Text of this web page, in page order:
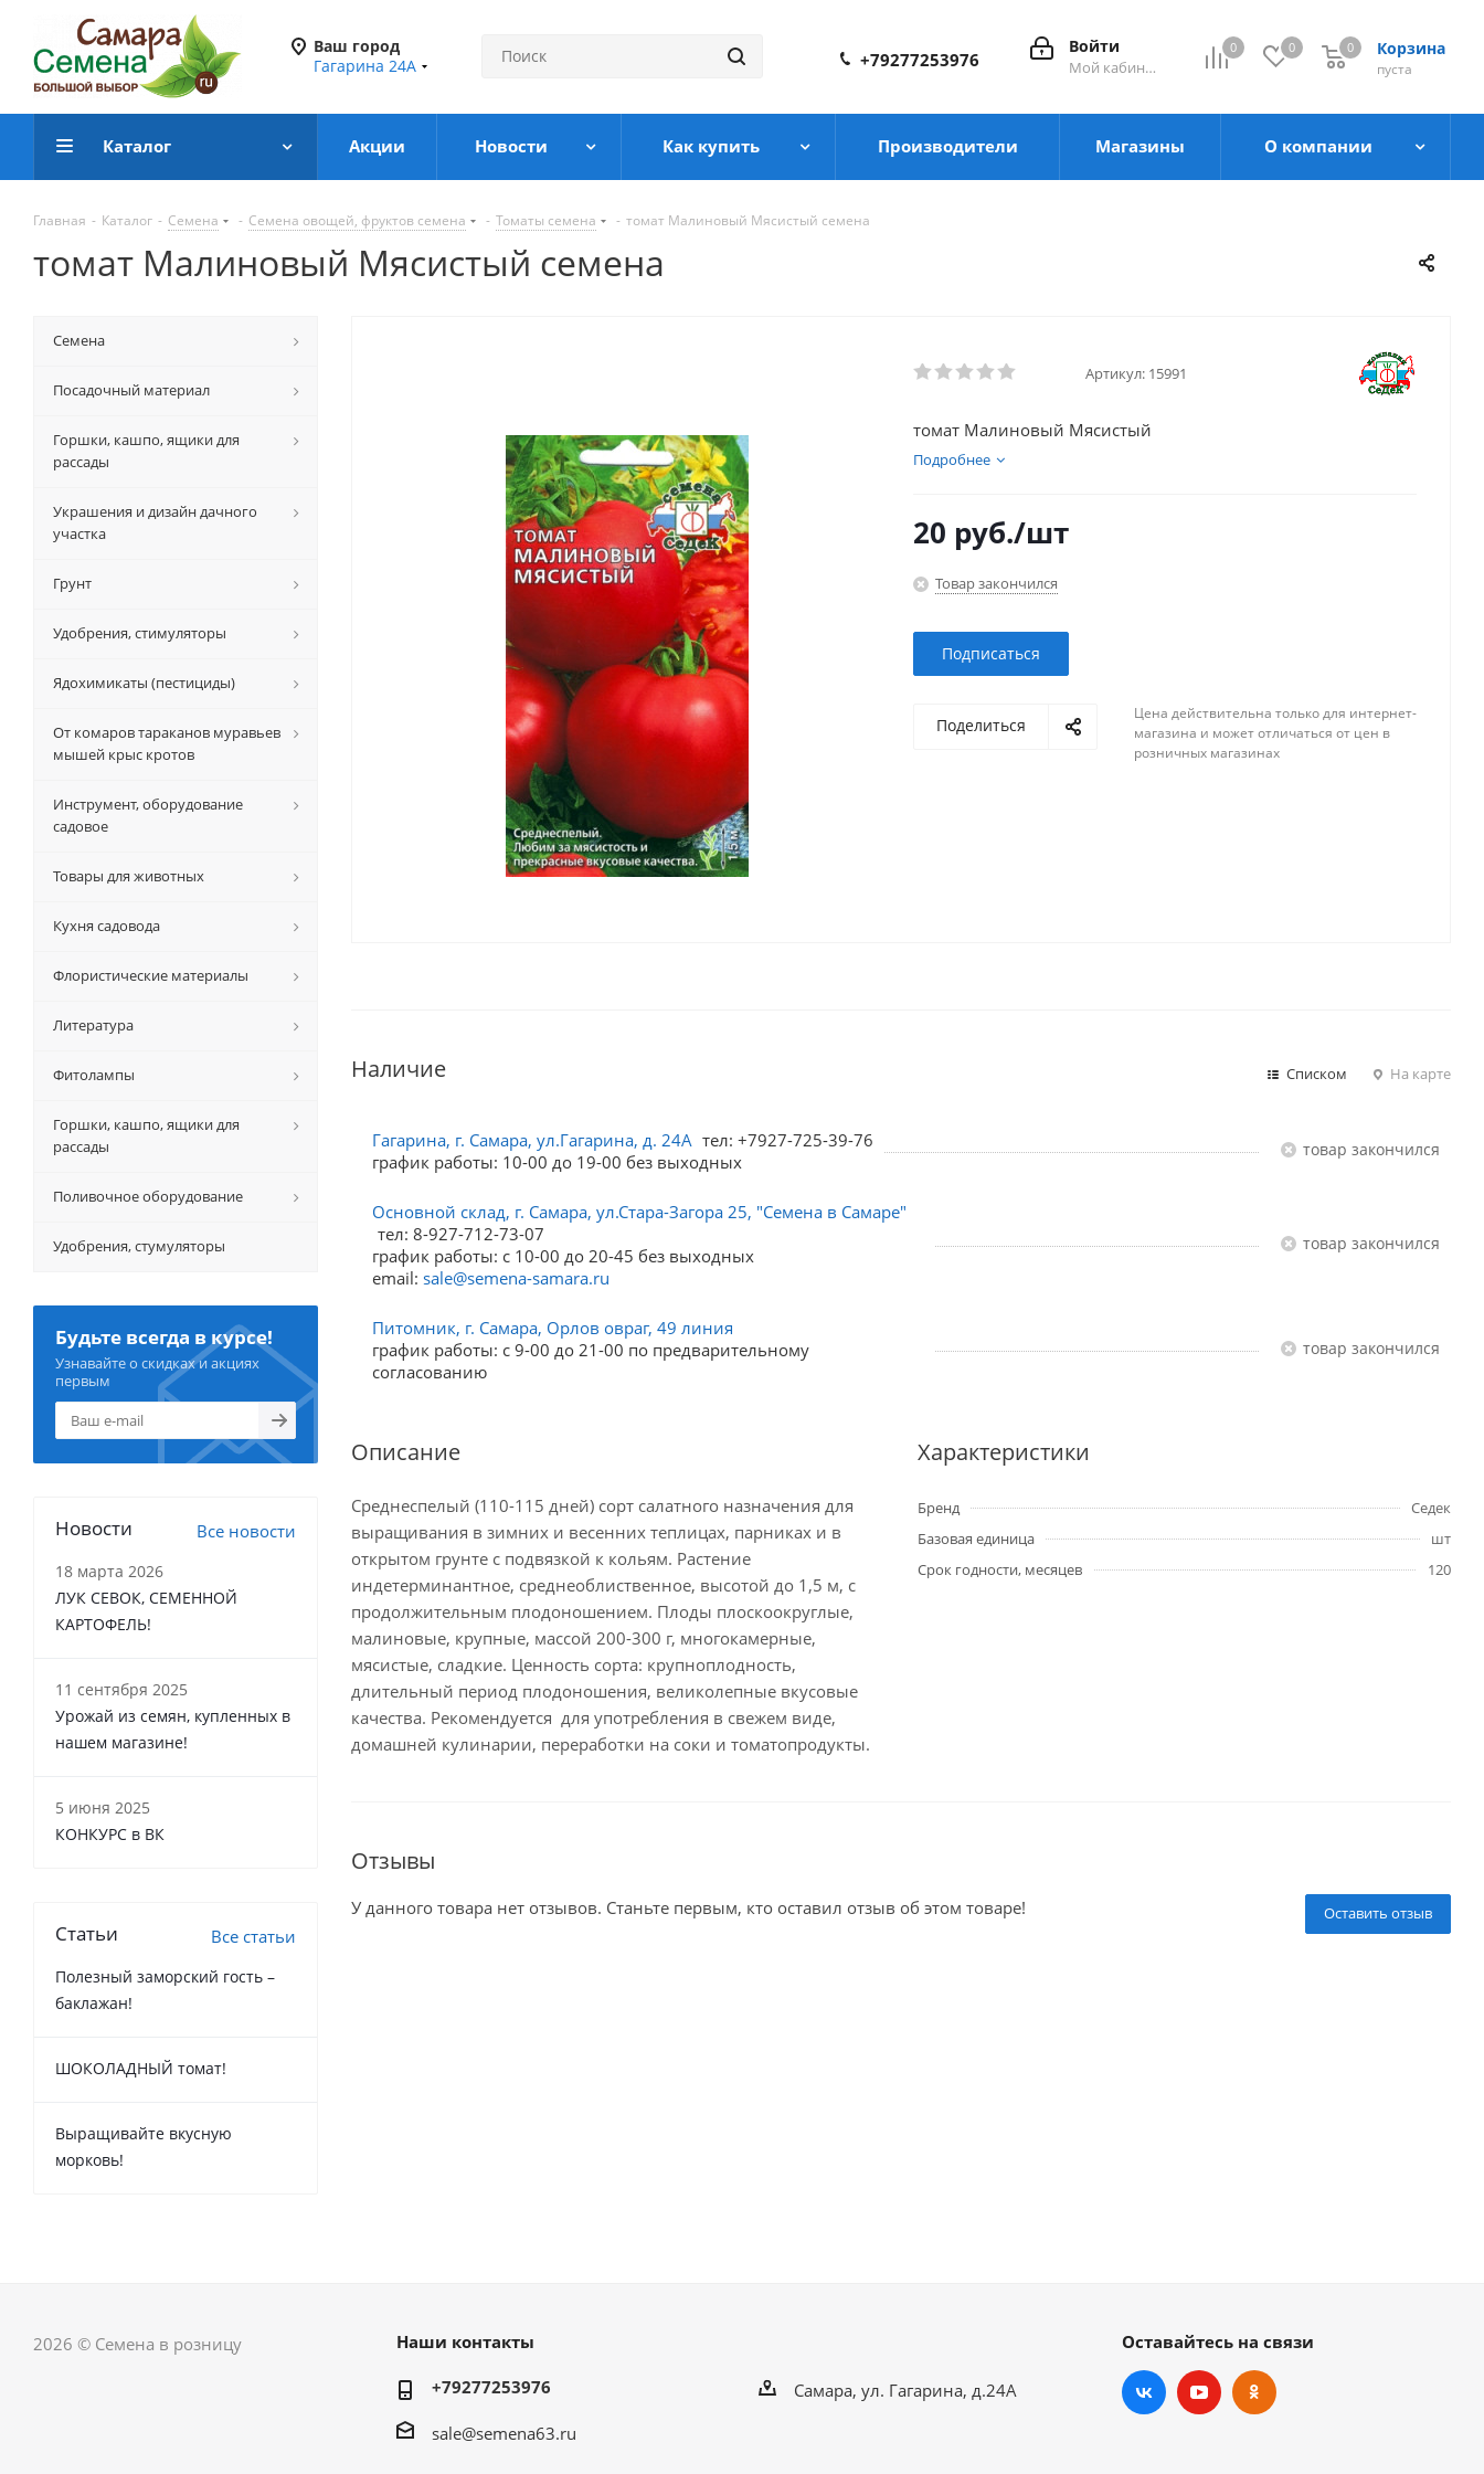
Ваш город
Гагарина 24А
0 0 Корзина
0
пуста
0
Войти
Мой кабинет
+79277253976
Каталог Акции Новости Как купить Производители Магазины О компании
Главная - Каталог - Семена - Семена овощей, фруктов семена - Томаты семена - томат Малиновый Мясистый семена
томат Малиновый Мясистый семена
Артикул: 15991
томат Малиновый Мясистый
Подробнее
20 руб./шт
Товар закончился
Подписаться
Поделиться
Цена действительна только для интернет-
магазина и может отличаться от цен в
розничных магазинах
Наличие Списком На карте
Гагарина, г. Самара, ул.Гагарина, д. 24А тел: +7927-725-39-76
график работы: 10-00 до 19-00 без выходных
Товар закончился
Основной склад, г. Самара, ул.Стара-Загора 25, "Семена в Самаре"
тел: 8-927-712-73-07
график работы: с 10-00 до 20-45 без выходных
email: sale@semena-samara.ru
Товар закончился
Питомник, г. Самара, Орлов овраг, 49 линия
график работы: с 9-00 до 21-00 по предварительному
согласованию
Товар закончился
Описание
Среднеспелый (110-115 дней) сорт салатного назначения для
выращивания в зимних и весенних теплицах, парниках и в
открытом грунте с подвязкой к кольям. Растение
индетерминантное, среднеоблиственное, высотой до 1,5 м, с
продолжительным плодоношением. Плоды плоскоокруглые,
малиновые, крупные, массой 200-300 г, многокамерные,
мясистые, сладкие. Ценность сорта: крупноплодность,
длительный период плодоношения, великолепные вкусовые
качества. Рекомендуется для употребления в свежем виде,
домашней кулинарии, переработки на соки и томатопродукты.
Характеристики
Бренд
Седек
Базовая единица
шт
Срок годности, месяцев
120
Отзывы
Оставить отзыв
У данного товара нет отзывов. Станьте первым, кто оставил отзыв об этом товаре!
Семена
Посадочный материал
Горшки, кашпо, ящики для
рассады
Украшения и дизайн дачного
участка
Грунт
Удобрения, стимуляторы
Ядохимикаты (пестициды)
От комаров тараканов муравьев
мышей крыс кротов
Инструмент, оборудование
садовое
Товары для животных
Кухня садовода
Флористические материалы
Литература
Фитолампы
Горшки, кашпо, ящики для
рассады
Поливочное оборудование
Удобрения, стумуляторы
Будьте всегда в курсе!
Узнавайте о скидках и акциях
первым
Новости Все новости
18 марта 2026
ЛУК СЕВОК, СЕМЕННОЙ
КАРТОФЕЛЬ!
11 сентября 2025
Урожай из семян, купленных в
нашем магазине!
5 июня 2025
КОНКУРС в ВК
Статьи Все статьи
Полезный заморский гость –
баклажан!
ШОКОЛАДНЫЙ томат!
Выращивайте вкусную
морковь!
2026 © Семена в розницу Наши контакты
+79277253976
sale@semena63.ru
Самара, ул. Гагарина, д.24А
Оставайтесь на связи